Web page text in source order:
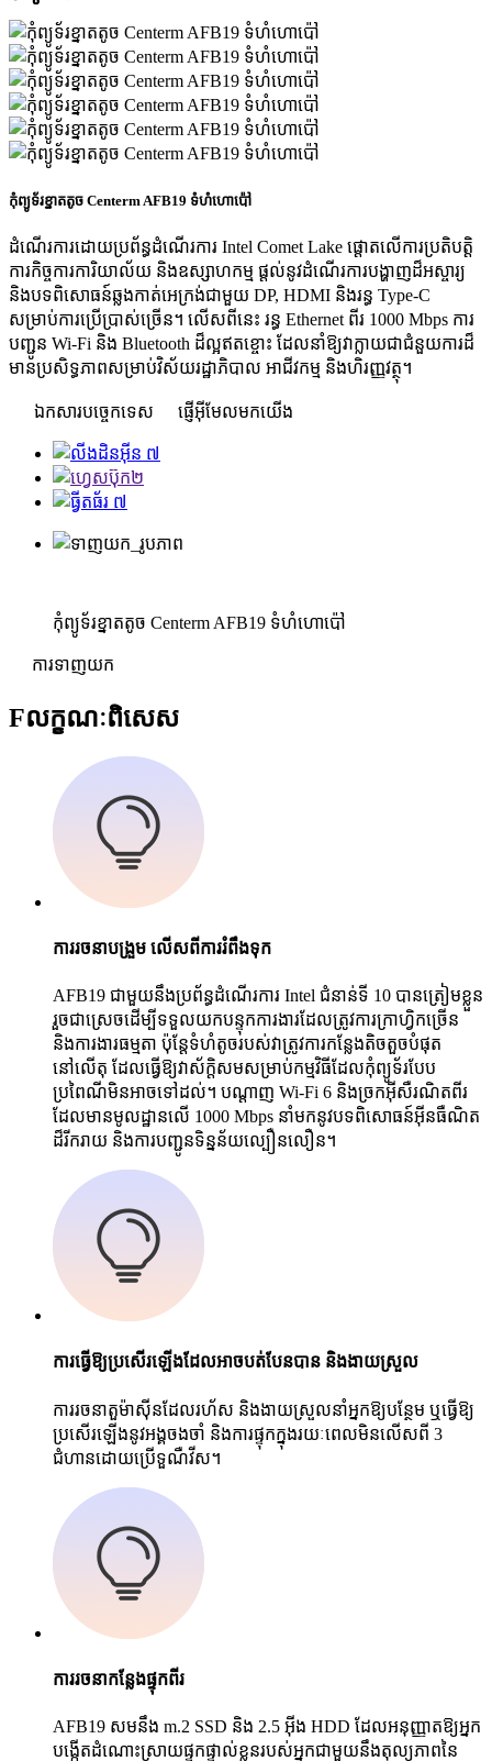
កុំព្យូទ័រខ្នាតតូច Centerm AFB19 ទំហំហោប៉ៅ
ដំណើរការដោយប្រព័ន្ធដំណើរការ Intel Comet Lake ផ្តោតលើការប្រតិបត្តិ
ការកិច្ចការការិយាល័យ និងឧស្សាហកម្ម ផ្តល់នូវដំណើរការបង្ហាញដ៏អស្ចារ្យ
និងបទពិសោធន៍ឆ្លងកាត់អេក្រង់ជាមួយ DP, HDMI និងរន្ធ Type-C
សម្រាប់ការប្រើប្រាស់ច្រើន។ លើសពីនេះ រន្ធ Ethernet ពីរ 1000 Mbps ការ
បញ្ជូន Wi-Fi និង Bluetooth ដ៏ល្អឥតខ្ចោះ ដែលនាំឱ្យវាក្លាយជាជំនួយការដ៏
មានប្រសិទ្ធភាពសម្រាប់វិស័យរដ្ឋាភិបាល អាជីវកម្ម និងហិរញ្ញវត្ថុ។
ឯកសារបច្ចេកទេស ផ្ញើអ៊ីមែលមកយើង
កុំព្យូទ័រខ្នាតតូច Centerm AFB19 ទំហំហោប៉ៅ
ការទាញយក
Fលក្ខណៈពិសេស
ការរចនាបង្រួម លើសពីការរំពឹងទុក
AFB19 ជាមួយនឹងប្រព័ន្ធដំណើរការ Intel ជំនាន់ទី 10 បានត្រៀមខ្លួន
រួចជាស្រេចដើម្បីទទួលយកបន្ទុកការងារដែលត្រូវការក្រាហ្វិកច្រើន
និងការងារធម្មតា ប៉ុន្តែទំហំតូចរបស់វាត្រូវការកន្លែងតិចតួចបំផុត
នៅលើតុ ដែលធ្វើឱ្យវាស័ក្តិសមសម្រាប់កម្មវិធីដែលកុំព្យូទ័របែប
ប្រពៃណីមិនអាចទៅដល់។ បណ្តាញ Wi-Fi 6 និងច្រកអ៊ីសឺរណិតពីរ
ដែលមានមូលដ្ឋានលើ 1000 Mbps នាំមកនូវបទពិសោធន៍អ៊ីនធឺណិត
ដ៏រីករាយ និងការបញ្ជូនទិន្នន័យល្បឿនលឿន។
ការធ្វើឱ្យប្រសើរឡើងដែលអាចបត់បែនបាន និងងាយស្រួល
ការរចនាតួម៉ាស៊ីនដែលរហ័ស និងងាយស្រួលនាំអ្នកឱ្យបន្ថែម ឬធ្វើឱ្យ
ប្រសើរឡើងនូវអង្គចងចាំ និងការផ្ទុកក្នុងរយៈពេលមិនលើសពី 3
ជំហានដោយប្រើទួណឺវីស។
ការរចនាកន្លែងផ្ទុកពីរ
AFB19 សមនឹង m.2 SSD និង 2.5 អ៊ីង HDD ដែលអនុញ្ញាតឱ្យអ្នក
បង្កើតដំណោះស្រាយផ្ទុកផ្ទាល់ខ្លួនរបស់អ្នកជាមួយនឹងតុល្យភាពនៃ